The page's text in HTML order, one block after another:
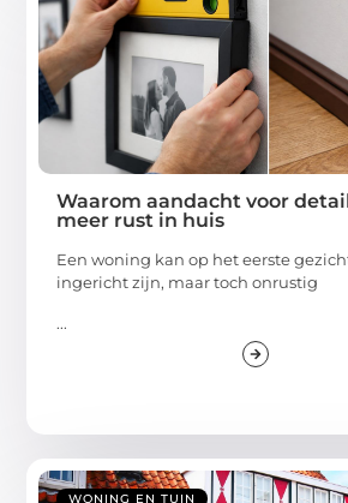
Waarom aandacht voor
meer rust in huis
Een woning kan op het eerste
ingericht zijn, maar toch onrustig
...
WONING EN TUIN